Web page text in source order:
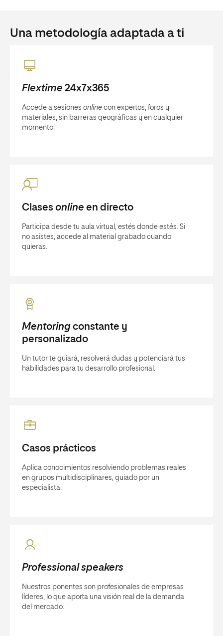
Una metodología adaptada a ti
Flextime 24x7x365
Accede a sesiones online con expertos, foros y
materiales, sin barreras geográficas y en cualquier
momento.
Clases online en directo
Participa desde tu aula virtual, estés donde estés. Si
no asistes, accede al material grabado cuando
quieras.
Mentoringconstante y
personalizado
Un tutor te guiará, resolverá dudas y potenciará tus
habilidades para tu desarrollo profesional.
Casos prácticos
Aplica conocimientos resolviendo problemas reales
en grupos multidisciplinares, guiado por un
especialista.
Professional speakers
Nuestros ponentes son profesionales de empresas
líderes, lo que aporta una visión real de la demanda
del mercado.